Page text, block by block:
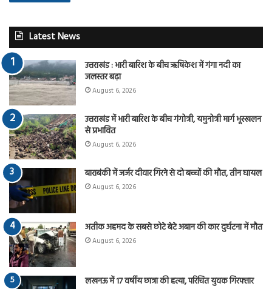
Latest News
उत्तराखंड : भारी बारिश के बीच ऋषिकेश में गंगा नदी का
जलस्तर बढ़ा
August 6, 2026
उत्तराखंड में भारी बारिश के बीच गंगोत्री, यमुनोत्री मार्ग भूस्खलन
से प्रभावित
August 6, 2026
बाराबंकी में जर्जर दीवार गिरने से दो बच्चों की मौत, तीन घायल
August 6, 2026
अतीक अहमद के सबसे छोटे बेटे अबान की कार दुर्घटना में मौत
August 6, 2026
लखनऊ में 17 वर्षीय छात्रा की हत्या, परिचित युवक गिरफ्तार